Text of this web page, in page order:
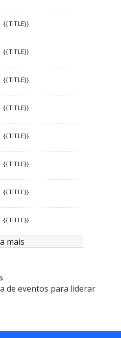
{{TITLE}}
{{TITLE}}
{{TITLE}}
{{TITLE}}
{{TITLE}}
{{TITLE}}
{{TITLE}}
{{TITLE}}
mais
de eventos para liderar